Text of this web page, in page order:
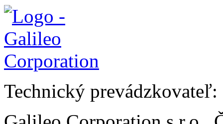
Technický prevádzkovateľ: